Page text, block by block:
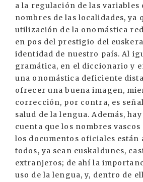
a la regulación de las variables
nombres de las localidades, ya
utilización de la onomástica
en pos del prestigio del
identidad de nuestro país. Al
gramática, en el diccionario y
una onomástica deficiente
ofrecer una buena imagen,
corrección, por contra, es
salud de la lengua. Además,
cuenta que los nombres
los documentos oficiales están
todos, ya sean euskaldunes,
extranjeros; de ahí la
uso de la lengua, y, dentro de